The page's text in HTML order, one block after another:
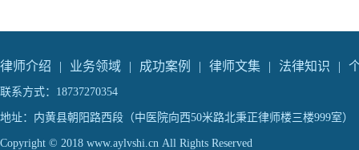
律师介绍 | 业务领域 | 成功案例 | 律师文集 | 法律知识 |
联系方式：18737270354
地址：内黄县朝阳路西段（中医院向西50米路北秉正律师楼三楼999室）
Copyright © 2018 www.aylvshi.cn All Rights Reserved